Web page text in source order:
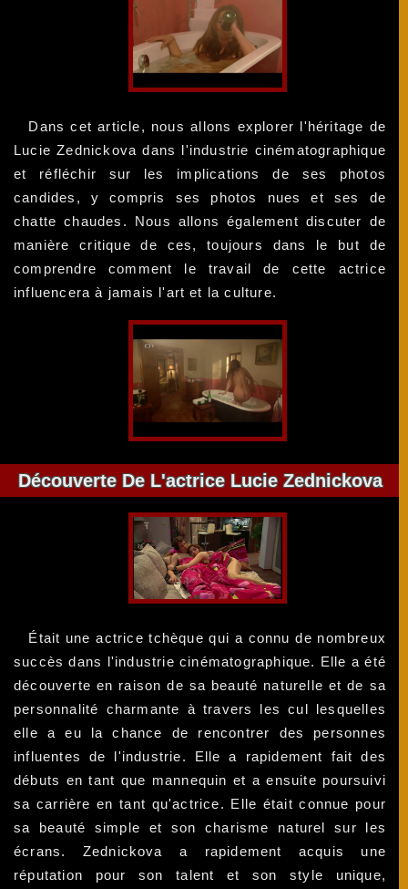
Dans cet article, nous allons explorer l'héritage de
Lucie Zednickova dans l'industrie cinématographique
et réfléchir sur les implications de ses photos
candides, y compris ses photos nues et ses de
chatte chaudes. Nous allons également discuter de
manière critique de ces, toujours dans le but de
comprendre comment le travail de cette actrice
influencera à jamais l'art et la culture.
Découverte De L'actrice Lucie Zednickova
Était une actrice tchèque qui a connu de nombreux
succès dans l'industrie cinématographique. Elle a été
découverte en raison de sa beauté naturelle et de sa
personnalité charmante à travers les cul lesquelles
elle a eu la chance de rencontrer des personnes
influentes de l'industrie. Elle a rapidement fait des
débuts en tant que mannequin et a ensuite poursuivi
sa carrière en tant qu'actrice. Elle était connue pour
sa beauté simple et son charisme naturel sur les
écrans. Zednickova a rapidement acquis une
réputation pour son talent et son style unique,